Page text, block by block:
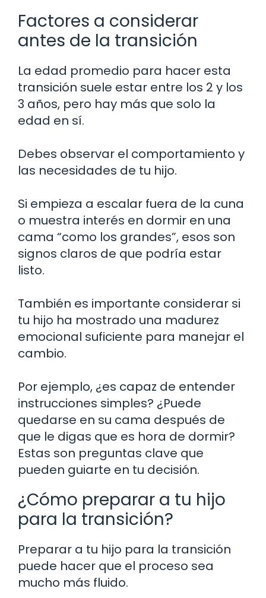
Factores a considerar
antes de la transición
La edad promedio para hacer esta
transición suele estar entre los 2 y los
3 años, pero hay más que solo la
edad en sí.
Debes observar el comportamiento y
las necesidades de tu hijo.
Si empieza a escalar fuera de la cuna
o muestra interés en dormir en una
cama “como los grandes”, esos son
signos claros de que podría estar
listo.
También es importante considerar si
tu hijo ha mostrado una madurez
emocional suficiente para manejar el
cambio.
Por ejemplo, ¿es capaz de entender
instrucciones simples? ¿Puede
quedarse en su cama después de
que le digas que es hora de dormir?
Estas son preguntas clave que
pueden guiarte en tu decisión.
¿Cómo preparar a tu hijo
para la transición?
Preparar a tu hijo para la transición
puede hacer que el proceso sea
mucho más fluido.